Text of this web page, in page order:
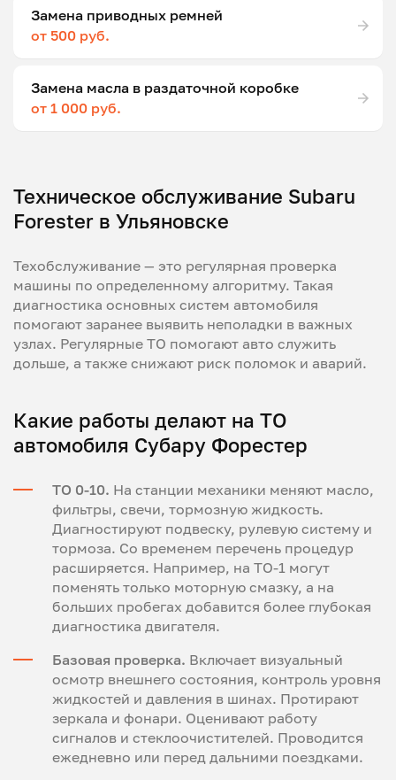
Замена приводных ремней
от 500 руб.
Замена масла в раздаточной коробке
от 1 000 руб.
Техническое обслуживание Subaru
Forester в Ульяновске
Техобслуживание — это регулярная проверка
машины по определенному алгоритму. Такая
диагностика основных систем автомобиля
помогают заранее выявить неполадки в важных
узлах. Регулярные ТО помогают авто служить
дольше, а также снижают риск поломок и аварий.
Какие работы делают на ТО
автомобиля Субару Форестер
ТО 0-10. На станции механики меняют масло,
фильтры, свечи, тормозную жидкость.
Диагностируют подвеску, рулевую систему и
тормоза. Со временем перечень процедур
расширяется. Например, на ТО-1 могут
поменять только моторную смазку, а на
больших пробегах добавится более глубокая
диагностика двигателя.
Базовая проверка. Включает визуальный
осмотр внешнего состояния, контроль уровня
жидкостей и давления в шинах. Протирают
зеркала и фонари. Оценивают работу
сигналов и стеклоочистителей. Проводится
ежедневно или перед дальними поездками.